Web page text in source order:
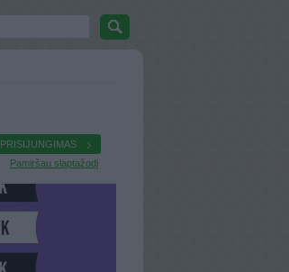
PRISIJUNGIMAS
Pamiršau slaptažodį